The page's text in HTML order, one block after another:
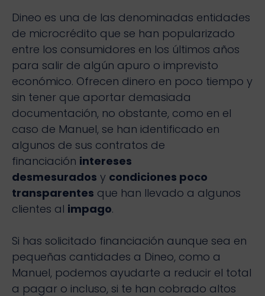
Dineo es una de las denominadas entidades
de microcrédito que se han popularizado
entre los consumidores en los últimos años
para salir de algún apuro o imprevisto
económico. Ofrecen dinero en poco tiempo y
sin tener que aportar demasiada
documentación, no obstante, como en el
caso de Manuel, se han identificado en
algunos de sus contratos de
financiación intereses
desmesurados y condiciones poco
transparentes que han llevado a algunos
clientes al impago.
Si has solicitado financiación aunque sea en
pequeñas cantidades a Dineo, como a
Manuel, podemos ayudarte a reducir el total
a pagar o incluso, si te han cobrado altos